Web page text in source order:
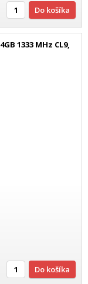
Do košíka
1333 MHz CL9,
Do košíka